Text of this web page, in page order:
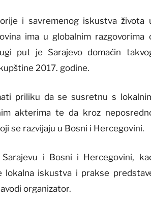
i savremenog iskustva života
ima u globalnim razgovorima
put je Sarajevo domaćin
2017. godine.
priliku da se susretnu s
akterima te da kroz
se razvijaju u Bosni i Hercegovini.
i Bosni i Hercegovini,
iskustva i prakse
organizator.